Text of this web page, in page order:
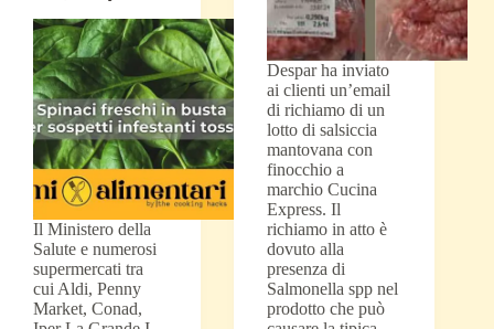
Il Ministero della
Salute e numerosi
supermercati tra
cui Aldi, Penny
Market, Conad,
Despar ha inviato
ai clienti un’email
di richiamo di un
lotto di salsiccia
mantovana con
finocchio a
marchio Cucina
Express. Il
richiamo in atto è
dovuto alla
presenza di
Salmonella spp nel
prodotto che può